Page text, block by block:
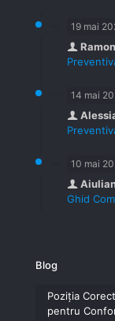
19 mai
14 mai
10 mai
Ghid
Blog
Poziția
pentru